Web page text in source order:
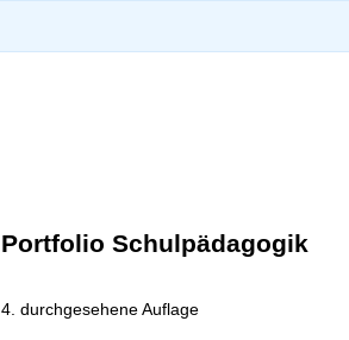
Portfolio Schulpädagogik
4. durchgesehene Auflage